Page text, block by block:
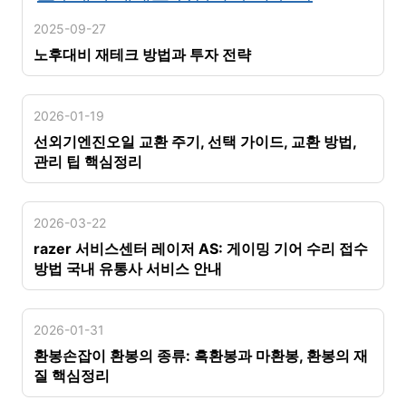
2025-09-27
노후대비 재테크 방법과 투자 전략
2026-01-19
선외기엔진오일 교환 주기, 선택 가이드, 교환 방법,
관리 팁 핵심정리
2026-03-22
razer 서비스센터 레이저 AS: 게이밍 기어 수리 접수
방법 국내 유통사 서비스 안내
2026-01-31
환봉손잡이 환봉의 종류: 흑환봉과 마환봉, 환봉의 재
질 핵심정리